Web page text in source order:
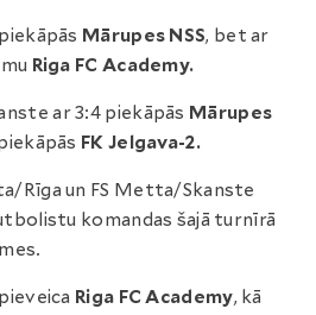
Mārupes NSS, bet ar
Riga FC Academy.
ar 3:4 piekāpās Mārupes
FK Jelgava-2.
Rīga un FS Metta/Skanste
komandas šajā turnīrā
Riga FC Academy, kā